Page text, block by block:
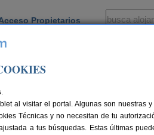
Propietarios
.
al visitar el portal. Algunas son nuestras
Técnicas y no necesitan de tu
a tus búsquedas. Estas últimas